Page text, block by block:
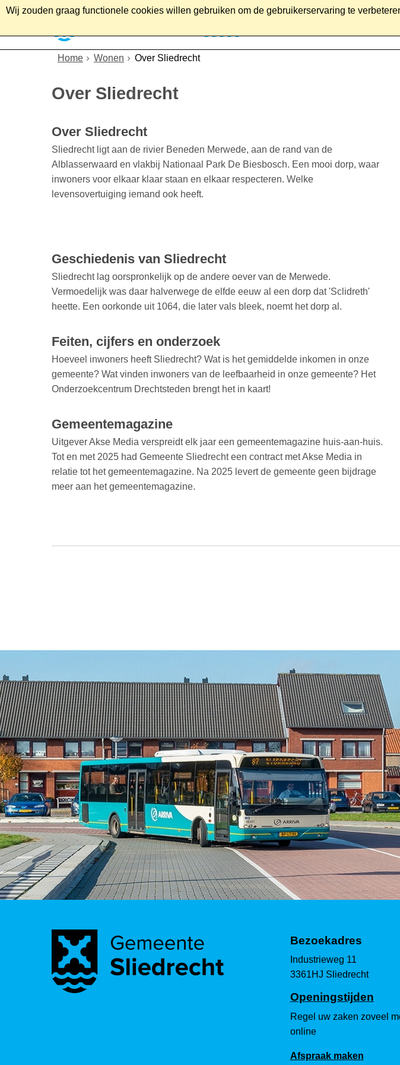
Wij zouden graag functionele cookies willen gebruiken om de gebruikerservaring te
Home Wonen Over Sliedrecht
Over Sliedrecht
Over Sliedrecht
Sliedrecht ligt aan de rivier Beneden Merwede, aan de rand van de
Alblasserwaard en vlakbij Nationaal Park De Biesbosch. Een mooi dorp, waar
inwoners voor elkaar klaar staan en elkaar respecteren. Welke
levensovertuiging iemand ook heeft.
Geschiedenis van Sliedrecht
Sliedrecht lag oorspronkelijk op de andere oever van de Merwede.
Vermoedelijk was daar halverwege de elfde eeuw al een dorp dat 'Sclidreth'
heette. Een oorkonde uit 1064, die later vals bleek, noemt het dorp al.
Feiten, cijfers en onderzoek
Hoeveel inwoners heeft Sliedrecht? Wat is het gemiddelde inkomen in onze
gemeente? Wat vinden inwoners van de leefbaarheid in onze gemeente? Het
Onderzoekcentrum Drechtsteden brengt het in kaart!
Gemeentemagazine
Uitgever Akse Media verspreidt elk jaar een gemeentemagazine huis-aan-huis.
Tot en met 2025 had Gemeente Sliedrecht een contract met Akse Media in
relatie tot het gemeentemagazine. Na 2025 levert de gemeente geen bijdrage
meer aan het gemeentemagazine.
Bezoekadres
Industrieweg 11
3361HJ Sliedrecht
Openingstijden
Regel uw zaken zoveel
online
Afspraak maken